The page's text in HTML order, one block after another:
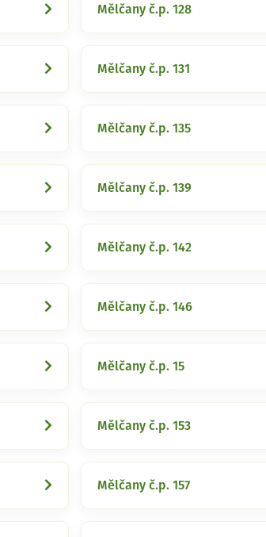
Mělčany č.p. 128
Mělčany č.p. 131
Mělčany č.p. 135
Mělčany č.p. 139
Mělčany č.p. 142
Mělčany č.p. 146
Mělčany č.p. 15
Mělčany č.p. 153
Mělčany č.p. 157